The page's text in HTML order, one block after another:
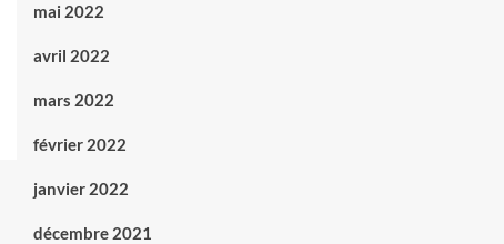
mai 2022
avril 2022
mars 2022
février 2022
janvier 2022
décembre 2021